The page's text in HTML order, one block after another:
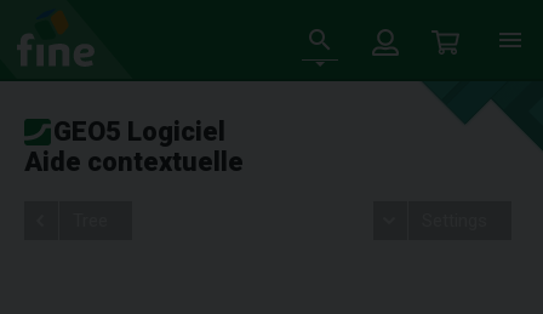
GEO5 Logiciel
Aide contextuelle